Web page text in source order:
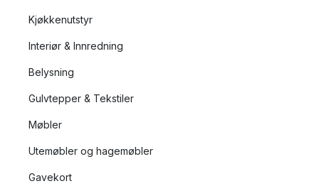
Kjøkkenutstyr
Interiør & Innredning
Belysning
Gulvtepper & Tekstiler
Møbler
Utemøbler og hagemøbler
Gavekort